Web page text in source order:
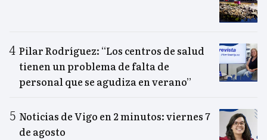
Pilar Rodríguez: “Los centros de salud
tienen un problema de falta de
personal que se agudiza en verano”
Noticias de Vigo en 2 minutos: viernes 7
de agosto